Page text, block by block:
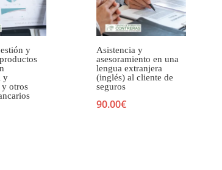
y
y
otros
Asistencia y
asesoramiento en una
lengua extranjera
(inglés) al cliente de
seguros
90.00€